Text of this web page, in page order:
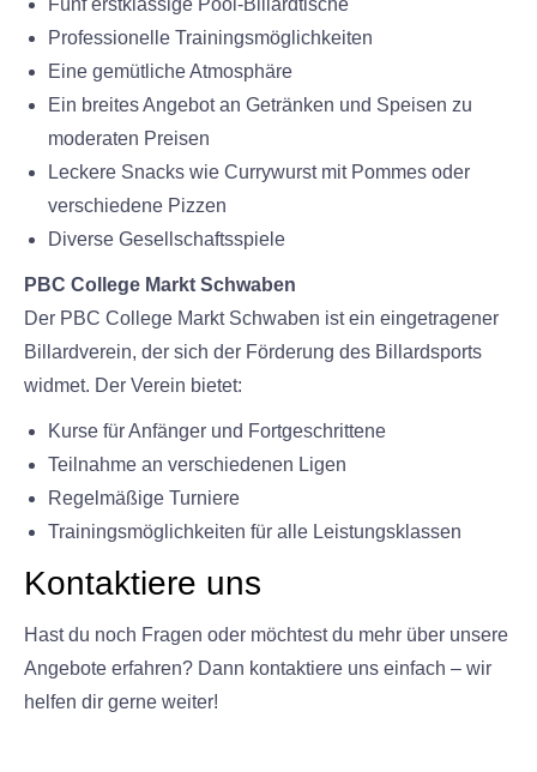
Fünf erstklassige Pool-Billardtische
Professionelle Trainingsmöglichkeiten
Eine gemütliche Atmosphäre
Ein breites Angebot an Getränken und Speisen zu
moderaten Preisen
Leckere Snacks wie Currywurst mit Pommes oder
verschiedene Pizzen
Diverse Gesellschaftsspiele
PBC College Markt Schwaben
Der PBC College Markt Schwaben ist ein eingetragener
Billardverein, der sich der Förderung des Billardsports
widmet. Der Verein bietet:
Kurse für Anfänger und Fortgeschrittene
Teilnahme an verschiedenen Ligen
Regelmäßige Turniere
Trainingsmöglichkeiten für alle Leistungsklassen
Kontaktiere uns
Hast du noch Fragen oder möchtest du mehr über unsere
Angebote erfahren? Dann kontaktiere uns einfach – wir
helfen dir gerne weiter!